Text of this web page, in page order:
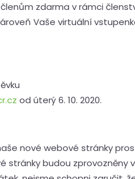
zdarma v rámci
Vaše virtuální
od úterý 6. 10. 2020.
nové webové stránky
stránky budou